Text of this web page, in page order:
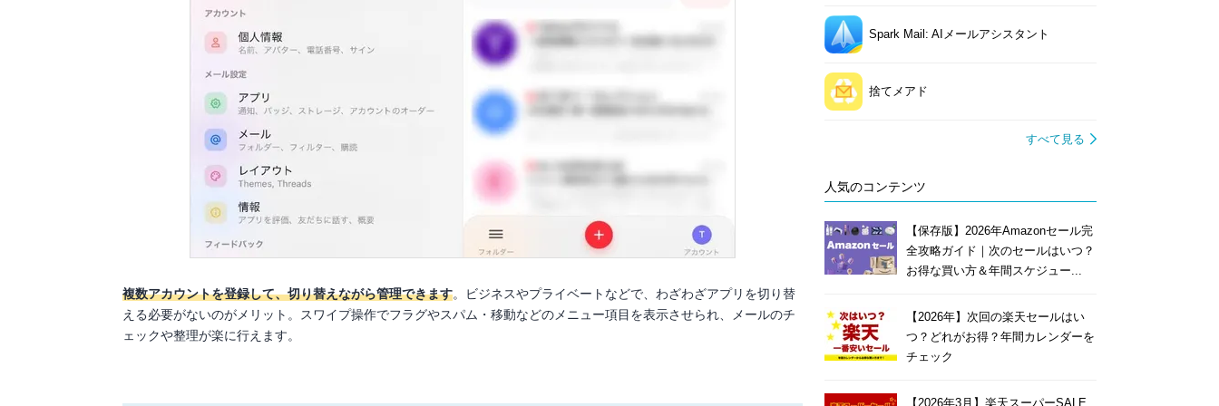
複数アカウントを登録して、切り替えながら管理できます。ビジネスやプライベートなどで、わざわざアプリを切り替
える必要がないのがメリット。スワイプ操作でフラグやスパム・移動などのメニュー項目を表示させられ、メールのチ
ェックや整理が楽に行えます。
Spark Mail: AIメールアシスタント
捨てメアド
すべて見る
人気のコンテンツ
【保存版】2026年Amazonセール完
全攻略ガイド｜次のセールはいつ？
お得な買い方＆年間スケジュー...
【2026年】次回の楽天セールはい
つ？どれがお得？年間カレンダーを
チェック
【2026年3月】楽天スーパーSALE